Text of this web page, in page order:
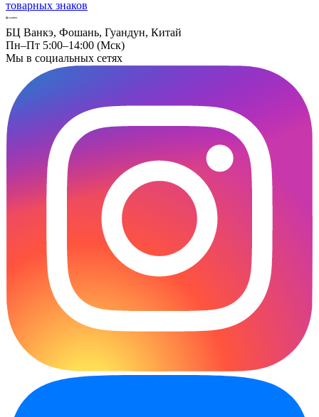
товарных знаков
БЦ Ванкэ, Фошань, Гуандун, Китай
Пн–Пт 5:00–14:00 (Мск)
Мы в социальных сетях